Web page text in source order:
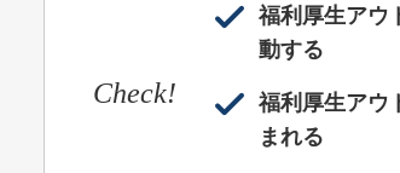
Check!
福利厚生アウ
動する
福利厚生アウ
まれる